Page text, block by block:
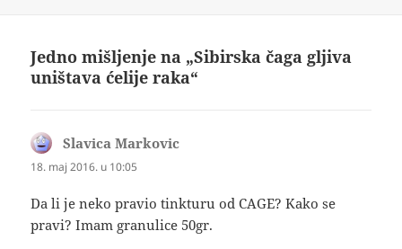
Jedno mišljenje na „Sibirska čaga gljiva
uništava ćelije raka“
Slavica Markovic
18. maj 2016. u 10:05
Da li je neko pravio tinkturu od CAGE? Kako se
pravi? Imam granulice 50gr.